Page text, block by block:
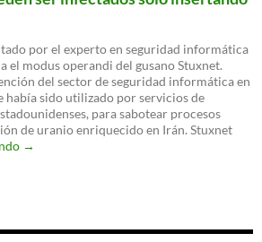
línea
comandos
para
la
terminal
de
Linux
por el experto en seguridad informática
el modus operandi del gusano Stuxnet.
del sector de seguridad informática en
había sido utilizado por servicios de
para sabotear procesos
de uranio enriquecido en Irán. Stuxnet
Sistemas
→